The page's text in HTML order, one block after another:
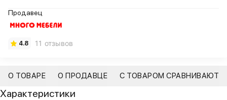
Продавец
4.8 11 отзывов
О ТОВАРЕ О ПРОДАВЦЕ С ТОВАРОМ СРАВНИВАЮТ
Характеристики